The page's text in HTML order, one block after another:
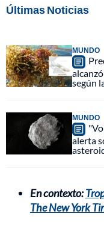
Últimas Noticias
MUNDO
según
MUNDO
alerta
En contexto:
The New York